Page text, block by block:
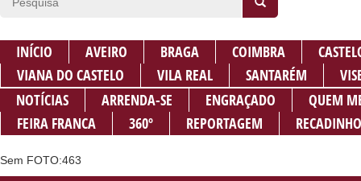
INÍCIO AVEIRO BRAGA COIMBRA
VIANA DO CASTELO
VILA REAL SANTARÉM
NOTÍCIAS
ARRENDA-SE ENGRAÇADO
QUEM
FEIRA FRANCA
360º REPORTAGEM
Sem FOTO:463